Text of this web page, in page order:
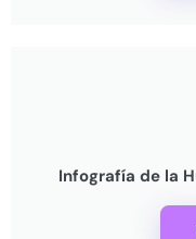
Infografía de la